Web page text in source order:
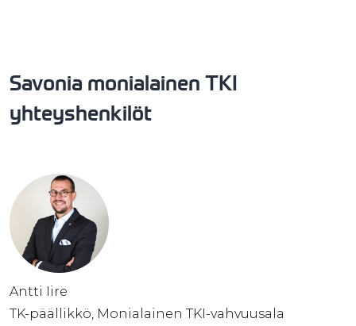
Savonia monialainen TKI
yhteyshenkilöt
Antti Iire
TK-päällikkö, Monialainen TKI-vahvuusala